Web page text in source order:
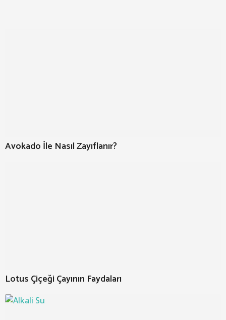
Avokado İle Nasıl Zayıflanır?
Lotus Çiçeği Çayının Faydaları